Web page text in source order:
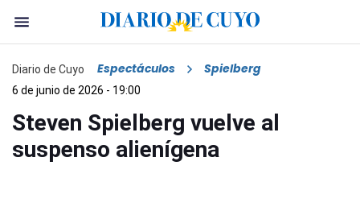
Diario de Cuyo Espectáculos Spielberg
6 de junio de 2026 - 19:00
Steven Spielberg vuelve al
suspenso alienígena